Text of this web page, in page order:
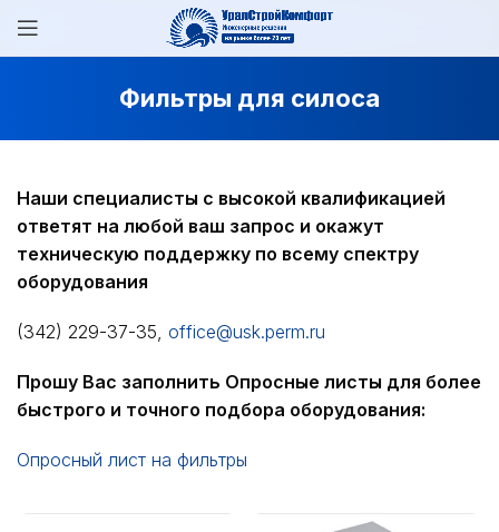
Фильтры для силоса
Наши специалисты с высокой квалификацией
ответят на любой ваш запрос и окажут
техническую поддержку по всему спектру
оборудования
(342) 229-37-35, office@usk.perm.ru
Прошу Вас заполнить Опросные листы для более
быстрого и точного подбора оборудования:
Опросный лист на фильтры